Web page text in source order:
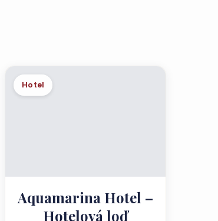
Hotel
Aquamarina Hotel –
Hotelová loď